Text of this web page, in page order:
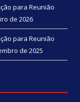
para Reunião
de 2026
para Reunião
de 2025